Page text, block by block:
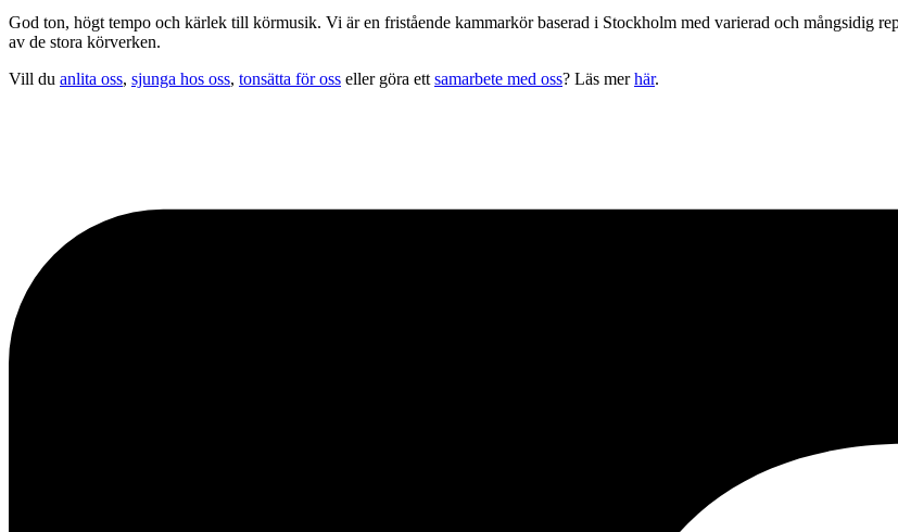
God ton, högt tempo och kärlek till körmusik. Vi är en fristående kammarkör baserad i Stockholm med varierad och mångsidig
av de stora körverken.
Vill du anlita oss, sjunga hos oss, tonsätta för oss eller göra ett samarbete med oss? Läs merhär.